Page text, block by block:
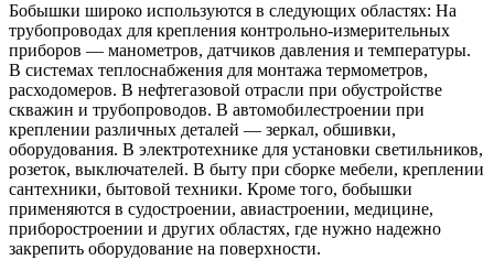
Бобышки широко используются в следующих областях: На
трубопроводах для крепления контрольно-измерительных
приборов — манометров, датчиков давления и температуры.
В системах теплоснабжения для монтажа термометров,
расходомеров. В нефтегазовой отрасли при обустройстве
скважин и трубопроводов. В автомобилестроении при
креплении различных деталей — зеркал, обшивки,
оборудования. В электротехнике для установки светильников,
розеток, выключателей. В быту при сборке мебели, креплении
сантехники, бытовой техники. Кроме того, бобышки
применяются в судостроении, авиастроении, медицине,
приборостроении и других областях, где нужно надежно
закрепить оборудование на поверхности.